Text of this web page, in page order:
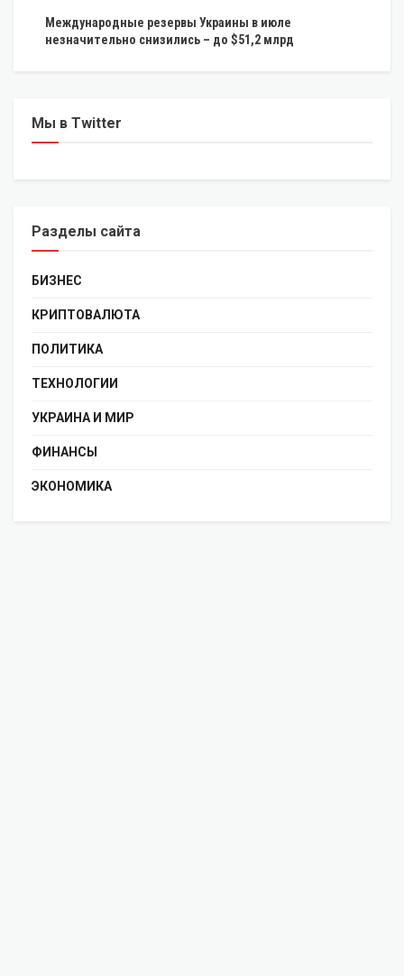
Международные резервы Украины в июле
незначительно снизились – до $51,2 млрд
Мы в Twitter
Разделы сайта
БИЗНЕС
КРИПТОВАЛЮТА
ПОЛИТИКА
ТЕХНОЛОГИИ
УКРАИНА И МИР
ФИНАНСЫ
ЭКОНОМИКА